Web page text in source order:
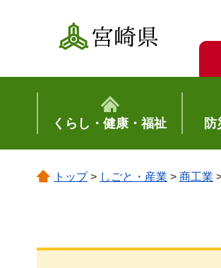
宮崎県
くらし・健康・福祉
トップ> しごと・産業 > 商工業